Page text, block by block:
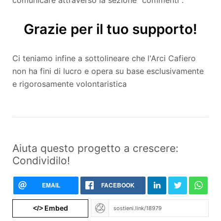
Grazie per il tuo supporto!
Ci teniamo infine a sottolineare che l'Arci Cafiero
non ha fini di lucro e opera su base esclusivamente
e rigorosamente volontaristica
Aiuta questo progetto a crescere:
Condividilo!
EMAIL FACEBOOK
</>Embed